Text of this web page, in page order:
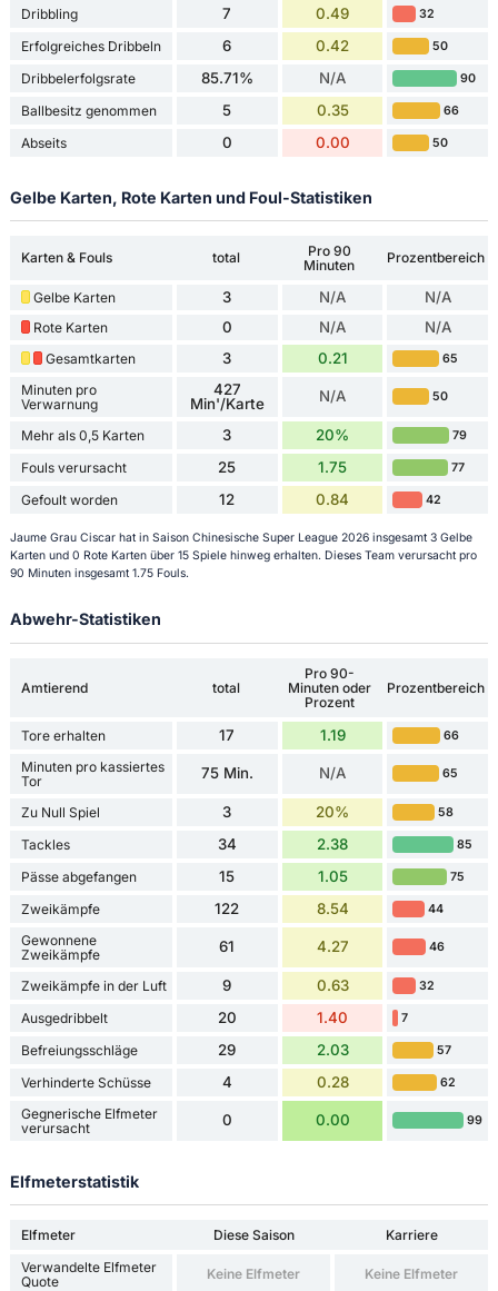
Dribbling 7 0.49 32
Erfolgreiches Dribbeln 6 0.42 50
Dribbelerfolgsrate 85.71% N/A 90
Ballbesitz genommen 5 0.35 66
Abseits 0 0.00 50
Gelbe Karten, Rote Karten und Foul-Statistiken
Karten & Fouls total
Pro 90
Minuten
Prozentbereich
Gelbe Karten 3 N/A N/A
Rote Karten 0 N/A N/A
Gesamtkarten 3 0.21 65
Minuten pro
Verwarnung
427
Min'/Karte
N/A 50
Mehr als 0,5 Karten 3 20% 79
Fouls verursacht 25 1.75 77
Gefoult worden 12 0.84 42
Jaume Grau Ciscar hat in Saison Chinesische Super League 2026 insgesamt 3 Gelbe
Karten und 0 Rote Karten über 15 Spiele hinweg erhalten. Dieses Team verursacht pro
90 Minuten insgesamt 1.75 Fouls.
Abwehr-Statistiken
Amtierend total
Pro 90-
Minuten oder
Prozent
Prozentbereich
Tore erhalten 17 1.19 66
Minuten pro kassiertes
Tor
75 Min. N/A 65
Zu Null Spiel 3 20% 58
Tackles 34 2.38 85
Pässe abgefangen 15 1.05 75
Zweikämpfe 122 8.54 44
Gewonnene
Zweikämpfe
61 4.27 46
Zweikämpfe in der Luft 9 0.63 32
Ausgedribbelt 20 1.40 7
Befreiungsschläge 29 2.03 57
Verhinderte Schüsse 4 0.28 62
Gegnerische Elfmeter
verursacht
0 0.00 99
Elfmeterstatistik
Elfmeter Diese Saison
Karriere
Verwandelte Elfmeter
Quote
Keine Elfmeter Keine Elfmeter